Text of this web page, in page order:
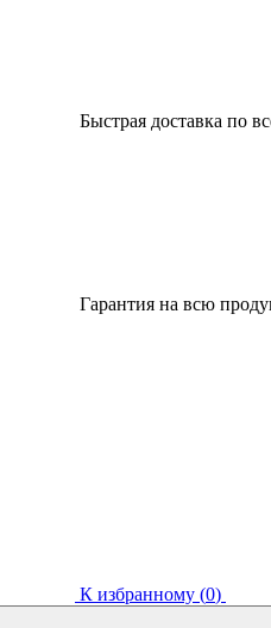
Быстрая доставка по
Гарантия на всю
К избранному (0)